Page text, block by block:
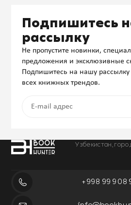
Узбекистан,
+998 99 908
Подпишитесь
рассылку
Не пропустите новинки,
предложения и эксклюзивные
Подпишитесь на нашу рассылку
всех книжных трендов.